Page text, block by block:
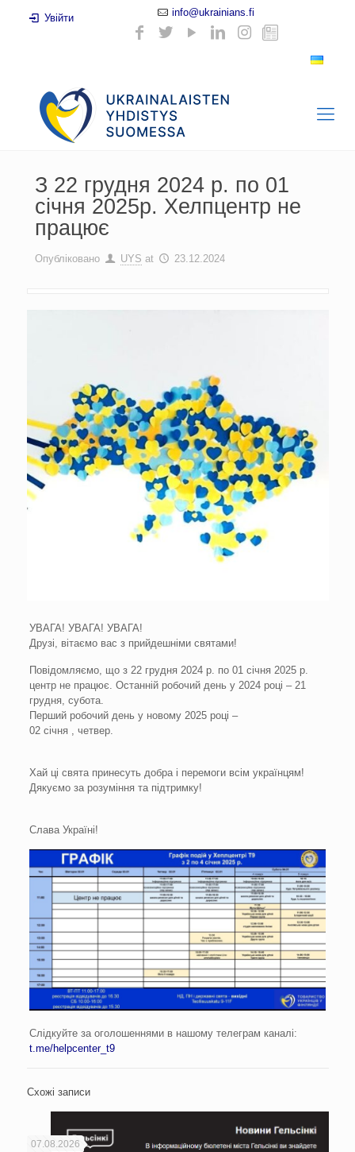
Увійти info@ukrainians.fi
З 22 грудня 2024 р. по 01
січня 2025р. Хелпцентр не
працює
Опубліковано UYS at 23.12.2024
УВАГА! УВАГА! УВАГА!
Друзі, вітаємо вас з прийдешніми святами!
Повідомляємо, що з 22 грудня 2024 р. по 01 січня 2025 р.
центр не працює. Останній робочий день у 2024 році – 21
грудня, субота.
Перший робочий день у новому 2025 році –
02 січня , четвер.
Хай ці свята принесуть добра і перемоги всім українцям!
Дякуємо за розуміння та підтримку!
Слава Україні!
Слідкуйте за оголошеннями в нашому телеграм каналі:
t.me/helpcenter_t9
Схожі записи
07.08.2026